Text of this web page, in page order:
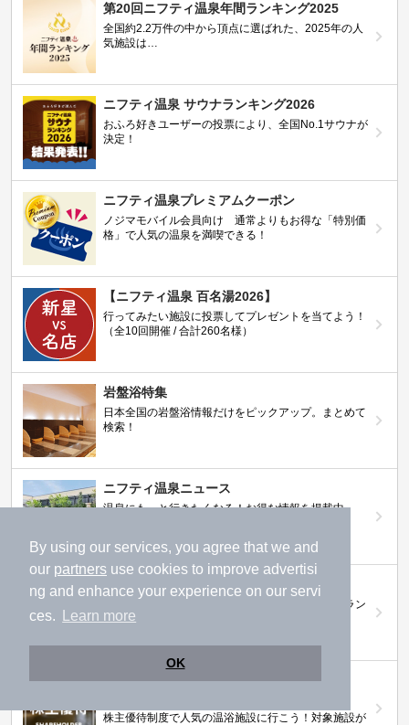
By using our services, you agree that we and
our partners use cookies to improve advertisi
ng and enhance your experience on our servi
ces.
Learn more
OK
第20回ニフティ温泉年間ランキング2025
全国約2.2万件の中から頂点に選ばれた、2025年の人
気施設は…
ニフティ温泉 サウナランキング2026
おふろ好きユーザーの投票により、全国No.1サウナが
決定！
ニフティ温泉プレミアムクーポン
ノジマモバイル会員向け 通常よりもお得な「特別価
格」で人気の温泉を満喫できる！
【ニフティ温泉 百名湯2026】
行ってみたい施設に投票してプレゼントを当てよう！
（全10回開催 / 合計260名様）
岩盤浴特集
日本全国の岩盤浴情報だけをピックアップ。まとめて
検索！
ニフティ温泉ニュース
温泉にもっと行きたくなる！お得な情報を掲載中
ニフティ温泉 おふろパス
温浴施設をお得に楽しめるサブスクリプションプラン
【ニフティライフスタイル株主優待のご案
株主優待制度で人気の温浴施設に行こう！対象施設が